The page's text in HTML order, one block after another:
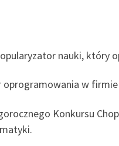
nauki, który
oprogramowania w
Konkursu